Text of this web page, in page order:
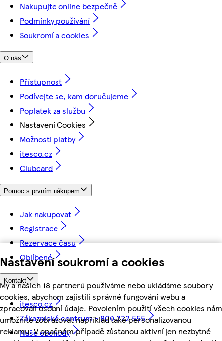
Nastavení soukromí a cookies
My a našich 18 partnerů používáme nebo ukládáme soubory
cookies, abychom zajistili správné fungování webu a
zpracovali osobní údaje. Povolením použití všech cookies nám
umožníte zobrazovat například také personalizovanou
reklamu. V opačném případě zůstanou aktivní jen nezbytné
Nakupujte online bezpečně
Podmínky používání
Soukromí a cookies
O nás
Přístupnost
Podívejte se, kam doručujeme
Poplatek za službu
Nastavení Cookies
Možnosti platby
itesco.cz
Clubcard
Pomoc s prvním nákupem
Jak nakupovat
Registrace
Rezervace času
Oblíbené
Kontakt
itesco.cz
Zákaznické centrum - 800 222 555
Naše obchody